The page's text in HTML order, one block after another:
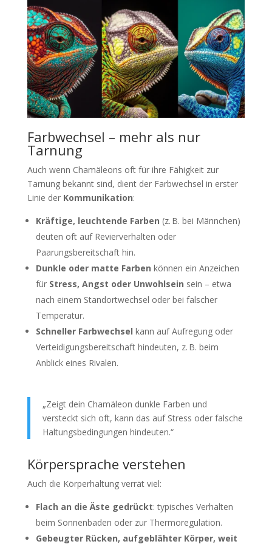
Farbwechsel – mehr als nur
Tarnung
Auch wenn Chamäleons oft für ihre Fähigkeit zur
Tarnung bekannt sind, dient der Farbwechsel in erster
Linie der Kommunikation:
Kräftige, leuchtende Farben (z. B. bei Männchen)
deuten oft auf Revierverhalten oder
Paarungsbereitschaft hin.
Dunkle oder matte Farben können ein Anzeichen
für Stress, Angst oder Unwohlsein sein – etwa
nach einem Standortwechsel oder bei falscher
Temperatur.
Schneller Farbwechsel kann auf Aufregung oder
Verteidigungsbereitschaft hindeuten, z. B. beim
Anblick eines Rivalen.
„Zeigt dein Chamäleon dunkle Farben und
versteckt sich oft, kann das auf Stress oder falsche
Haltungsbedingungen hindeuten.“
Körpersprache verstehen
Auch die Körperhaltung verrät viel:
Flach an die Äste gedrückt: typisches Verhalten
beim Sonnenbaden oder zur Thermoregulation.
Gebeugter Rücken, aufgeblähter Körper, weit